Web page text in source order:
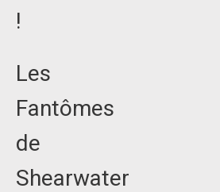
!
Les
Fantômes
de
Shearwater